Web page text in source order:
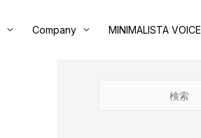
Company MINIMALISTA VOICE